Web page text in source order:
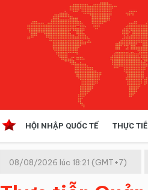
HỘI NHẬP QUỐC TẾ THỰC
Kinh tế hội nhập
08/08/2026 lúc 18:21 (GMT+7)